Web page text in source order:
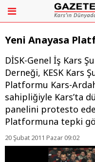
Yeni Anayasa
DİSK-Genel İş Kars
Derneği, KESK Kars
Platformu Kars-
sahipliğiyle Kars’ta
panelini protesto
Platformuna tepki
20 Şubat 2011 Pazar 09:02